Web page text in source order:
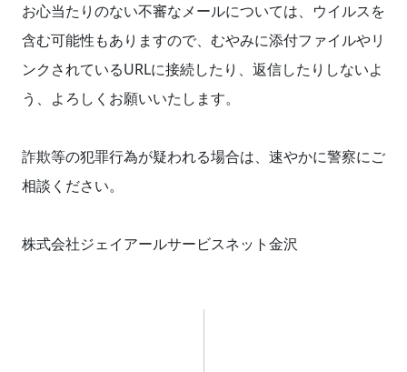
お心当たりのない不審なメールについては、ウイルスを
含む可能性もありますので、むやみに添付ファイルやリ
ンクされているURLに接続したり、返信したりしないよ
う、よろしくお願いいたします。
詐欺等の犯罪行為が疑われる場合は、速やかに警察にご
相談ください。
株式会社ジェイアールサービスネット金沢